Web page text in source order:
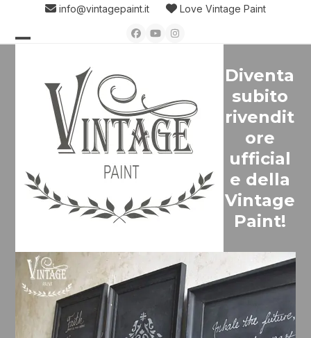
content
info@vintagepaint.it Love Vintage Paint
Facebook
YouTubeInstagram
menu
menu
Diventa
subito
rivendit
ore
ufficial
e della
Vintage
Paint!